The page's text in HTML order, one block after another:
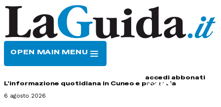
OPEN MAIN MENU
accedi abbonati
L'informazione quotidiana in Cuneo e provincia
6 agosto 2026